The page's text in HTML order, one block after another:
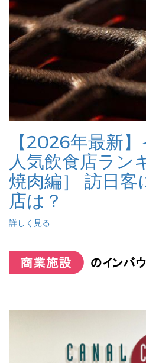
【2026年最新
人気飲食店ラン
焼肉編］ 訪日客
店は？
詳しく見る